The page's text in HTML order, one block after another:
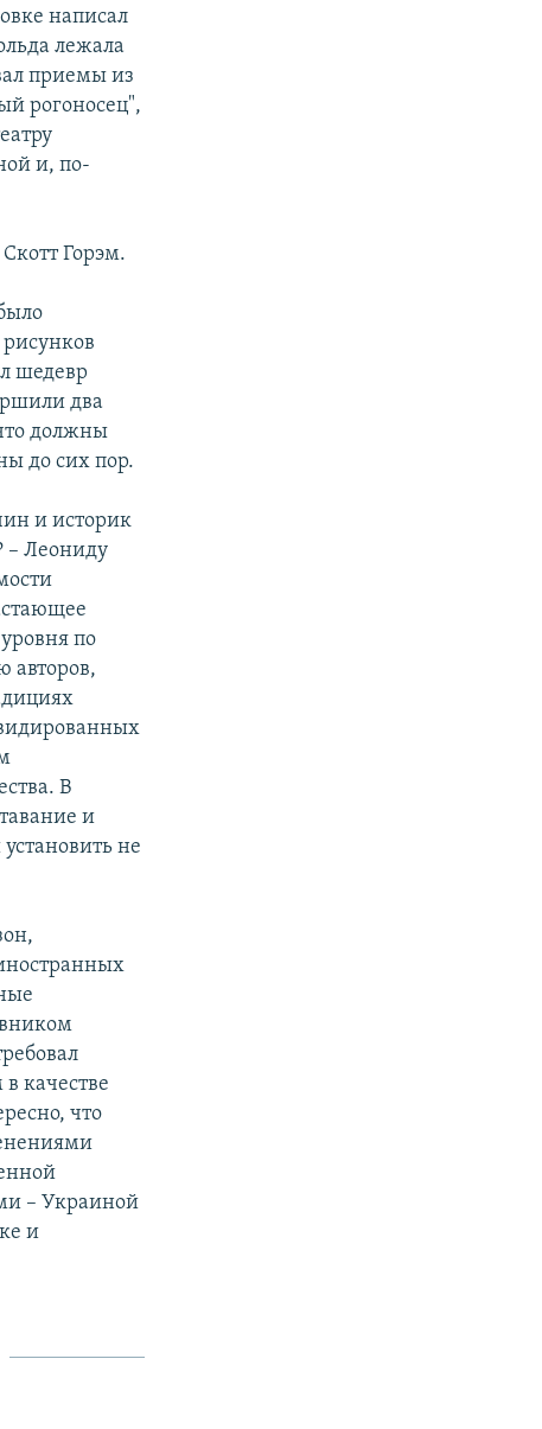
написал
лежала
приемы из
рогоносец",
и, по-
Горэм.
шедевр
два
должны
до сих пор.
и историк
– Леониду
по
авторов,
В
и
не
качестве
что
– Украиной
и